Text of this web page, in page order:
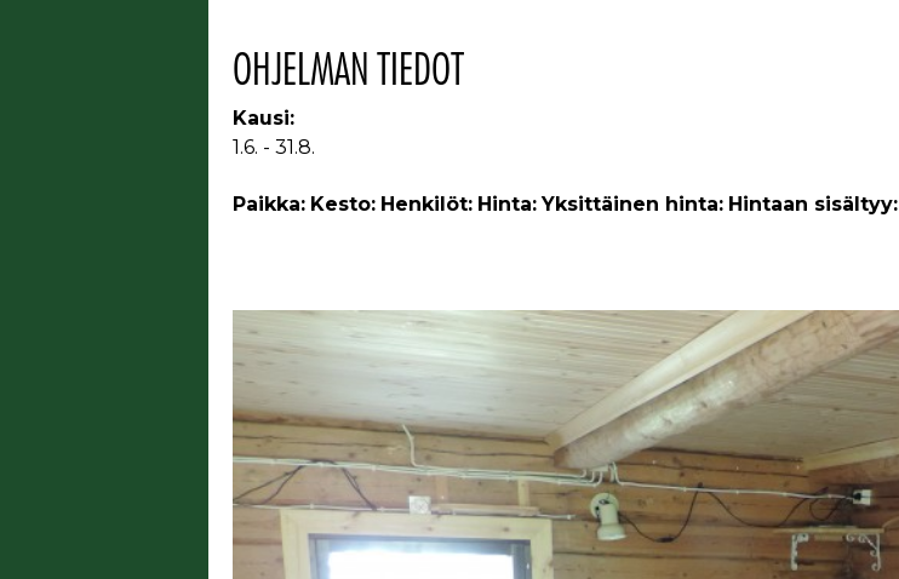
OHJELMAN TIEDOT
Kausi:
1.6. - 31.8.
Paikka: Kesto: Henkilöt: Hinta: Yksittäinen hinta: Hintaan sisältyy: